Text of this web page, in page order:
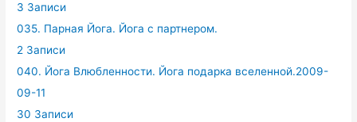
3 Записи
035. Парная Йога. Йога с партнером.
2 Записи
040. Йога Влюбленности. Йога подарка вселенной.2009-
09-11
30 Записи